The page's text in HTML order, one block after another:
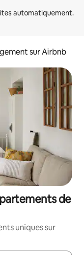
sur Airbnb
de
uniques sur